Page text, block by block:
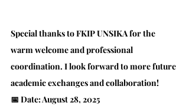
Special thanks to FKIP UNSIKA for the
warm welcome and professional
coordination. I look forward to more future
academic exchanges and collaboration!
📅 Date: August 28, 2025